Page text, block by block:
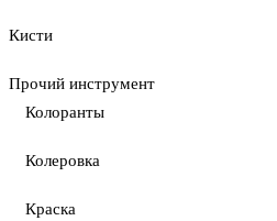
Кисти
Прочий инструмент
Колоранты
Колеровка
Краска